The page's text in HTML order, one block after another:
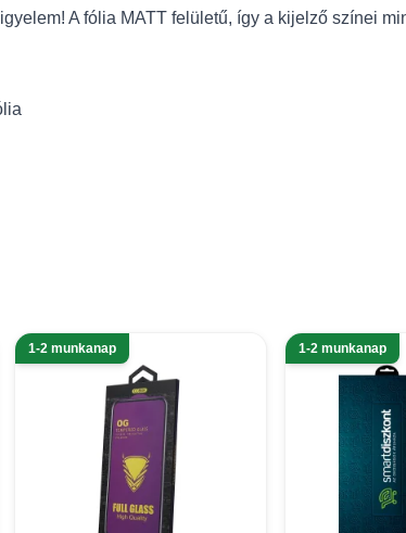
A fólia MATT felületű, így a kijelző színei
1-2 munkanap 1-2 munkanap